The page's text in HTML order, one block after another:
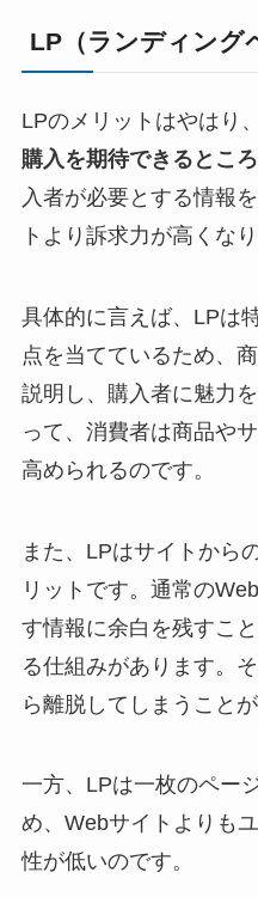
LP（ランディング
LPのメリットはやはり、
購入を期待できるところ
入者が必要とする情報
トより訴求力が高くなり
具体的に言えば、LPは
点を当てているため、
説明し、購入者に魅力
って、消費者は商品や
高められるのです。
また、LPはサイトから
リットです。通常の
す情報に余白を残すこ
る仕組みがあります。
ら離脱してしまうことが
一方、LPは一枚のペー
め、Webサイトよりも
性が低いのです。